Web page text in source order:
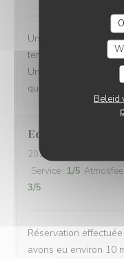
Beleid
Une équipe très à
terrasse où il fait bon
Une carte de bières
qualité !
Edwin
2026-06-22
Service : 1/5
3/5
Réservation
avons eu environ 10